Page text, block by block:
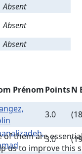
Absent
Absent
Absent
PrénomPointsN
3.0
3.0
of them are
us to improve this